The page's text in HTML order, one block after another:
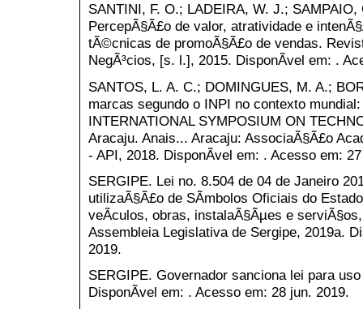
SANTINI, F. O.; LADEIRA, W. J.;
PercepÃ§Ã£o de valor, atratividade e
tÃ©cnicas de promoÃ§Ã£o de vendas.
NegÃ³cios, [s. l.], 2015. DisponÃ­vel em: .
SANTOS, L. A. C.; DOMINGUES, M. A.;
marcas segundo o INPI no contexto
INTERNATIONAL SYMPOSIUM ON
Aracaju. Anais... Aracaju: AssociaÃ§Ã£o
- API, 2018. DisponÃ­vel em: . Acesso em:
SERGIPE. Lei no. 8.504 de 04 de Janeiro
utilizaÃ§Ã£o de SÃ­mbolos Oficiais do
veÃ­culos, obras, instalaÃ§Ãµes e
Assembleia Legislativa de Sergipe, 2019a.
2019.
SERGIPE. Governador sanciona lei para
DisponÃ­vel em: . Acesso em: 28 jun. 2019.